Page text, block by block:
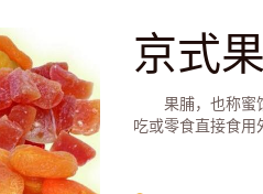
京式
果脯，也称蜜饯
吃或零食直接食用